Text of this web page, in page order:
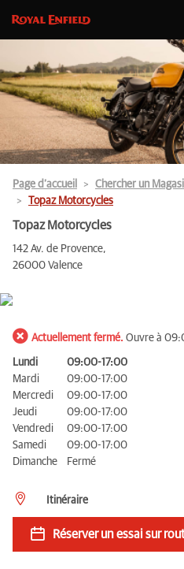
Page d’accueil Chercher un
Topaz Motorcycles
Topaz Motorcycles
142 Av. de Provence,
26000 Valence
Actuellement fermé. Ouvre à
Lundi
09:00-17:00
Mardi
09:00-17:00
Mercredi
09:00-17:00
Jeudi
09:00-17:00
Vendredi
09:00-17:00
Samedi
09:00-17:00
Dimanche
Fermé
Itinéraire
Réserver un essai sur